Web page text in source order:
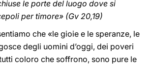
le porte del luogo dove si
per timore» (Gv 20,19)
che «le gioie e le speranze, le
degli uomini d’oggi, dei poveri
coloro che soffrono, sono pure le